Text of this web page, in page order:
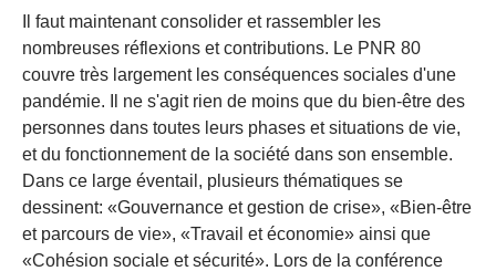
Il faut maintenant consolider et rassembler les
nombreuses réflexions et contributions. Le PNR 80
couvre très largement les conséquences sociales d'une
pandémie. Il ne s'agit rien de moins que du bien-être des
personnes dans toutes leurs phases et situations de vie,
et du fonctionnement de la société dans son ensemble.
Dans ce large éventail, plusieurs thématiques se
dessinent: «Gouvernance et gestion de crise», «Bien-être
et parcours de vie», «Travail et économie» ainsi que
«Cohésion sociale et sécurité». Lors de la conférence